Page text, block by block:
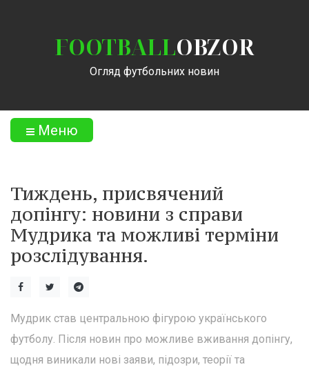
FOOTBALLOBZOR
Огляд футбольних новин
Меню
Тиждень, присвячений
допінгу: новини з справи
Мудрика та можливі терміни
розслідування.
Мудрик став центральною фігурою українського
футболу. Після новин про можливе вживання допінгу,
щодня виникали нові заяви, підозри, теорії та